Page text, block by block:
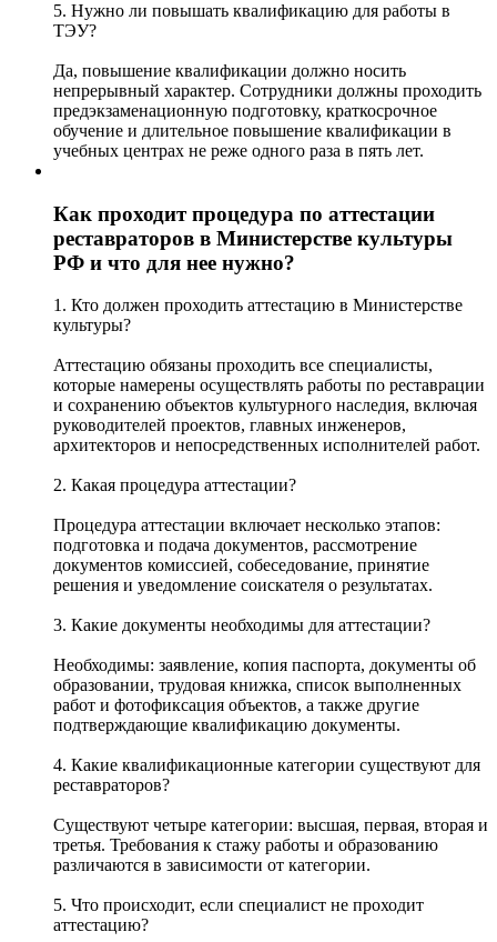
5. Нужно ли повышать квалификацию для работы в
ТЭУ?
Да, повышение квалификации должно носить
непрерывный характер. Сотрудники должны проходить
предэкзаменационную подготовку, краткосрочное
обучение и длительное повышение квалификации в
учебных центрах не реже одного раза в пять лет.
Как проходит процедура по аттестации
реставраторов в Министерстве культуры
РФ и что для нее нужно?
1. Кто должен проходить аттестацию в Министерстве
культуры?
Аттестацию обязаны проходить все специалисты,
которые намерены осуществлять работы по реставрации
и сохранению объектов культурного наследия, включая
руководителей проектов, главных инженеров,
архитекторов и непосредственных исполнителей работ.
2. Какая процедура аттестации?
Процедура аттестации включает несколько этапов:
подготовка и подача документов, рассмотрение
документов комиссией, собеседование, принятие
решения и уведомление соискателя о результатах.
3. Какие документы необходимы для аттестации?
Необходимы: заявление, копия паспорта, документы об
образовании, трудовая книжка, список выполненных
работ и фотофиксация объектов, а также другие
подтверждающие квалификацию документы.
4. Какие квалификационные категории существуют для
реставраторов?
Существуют четыре категории: высшая, первая, вторая и
третья. Требования к стажу работы и образованию
различаются в зависимости от категории.
5. Что происходит, если специалист не проходит
аттестацию?